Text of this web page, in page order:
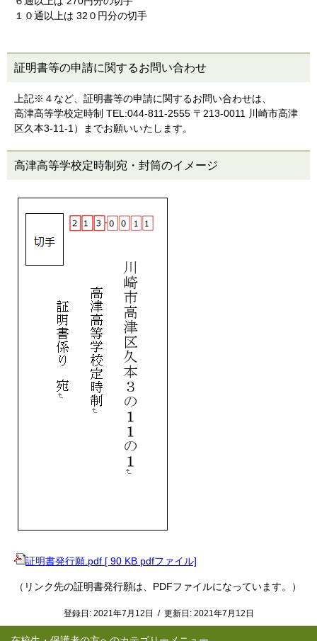
１０通以上は 32０円分の切手
証明書等の申請に関するお問い合わせ
上記※４など、証明書等の申請に関するお問い合わせは、
高津高等学校定時制 TEL:044-811-2555 〒213-0011 川崎市高津
区久本3-11-1）までお願いいたします。
高津高等学校定時制宛・封筒のイメージ
証明書発行願.pdf [ 90 KB pdfファイル]
（リンク先の証明書発行願は、PDFファイルになっています。）
登録日: 2021年7月12日 / 更新日: 2021年7月12日